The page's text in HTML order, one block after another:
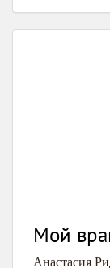
Мой
Анастасия